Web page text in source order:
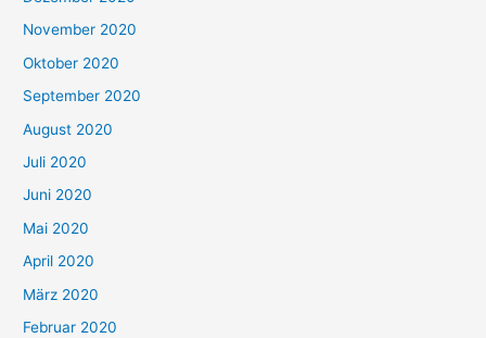
November 2020
Oktober 2020
September 2020
August 2020
Juli 2020
Juni 2020
Mai 2020
April 2020
März 2020
Februar 2020